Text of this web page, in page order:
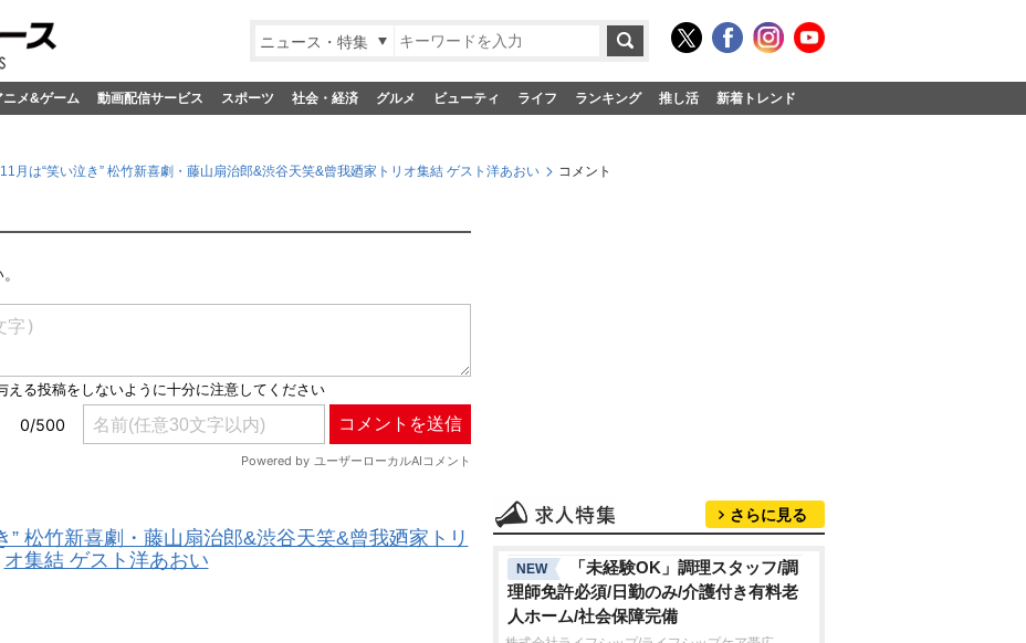
ニュース・特集
ニメ&ゲーム 動画配信サービス スポーツ 社会・経済 グルメ ビューティ ライフ ランキング 推し活 新着トレンド
月は“笑い泣き” 松竹新喜劇・藤山扇治郎&渋谷天笑&曾我廼家トリオ集結 ゲスト洋あおい コメント
” 松竹新喜劇・藤山扇治郎&渋谷天笑&曾我廼家トリ
オ集結 ゲスト洋あおい
さらに見る
NEW
「未経験OK」調理スタッフ/調
理師免許必須/日勤のみ/介護付き有料老
人ホーム/社会保障完備